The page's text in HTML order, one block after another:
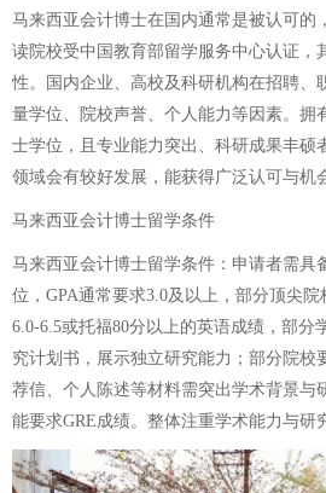
马来西亚会计博士在国内通常是被认可的
读院校受中国教育部留学服务中心认证，
性。国内企业、高校及科研机构在招聘、
量学位、院校声誉、个人能力等因素。拥
士学位，且专业能力突出、科研成果丰硕
领域会有较好发展，能获得广泛认可与机
马来西亚会计博士留学条件
马来西亚会计博士留学条件：申请者需具
位，GPA通常要求3.0及以上，部分顶尖
6.0-6.5或托福80分以上的英语成绩，部分
究计划书，展示独立研究能力；部分院校
荐信、个人陈述等材料需突出学术背景与
能要求GRE成绩。整体注重学术能力与研